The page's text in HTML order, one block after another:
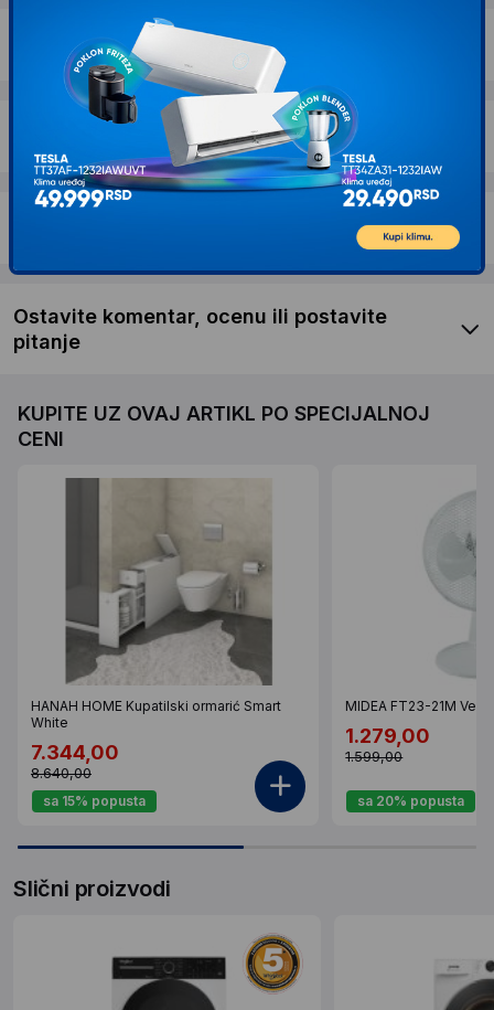
Dostava i povrat
Ostavite komentar, ocenu ili postavite
pitanje
KUPITE UZ OVAJ ARTIKL PO SPECIJALNOJ
CENI
HANAH HOME Kupatilski ormarić Smart
White
7.344,00
8.640,00
sa 15% popusta
MIDEA FT23-21M
1.279,00
1.599,00
sa 20% popusta
Slični proizvodi